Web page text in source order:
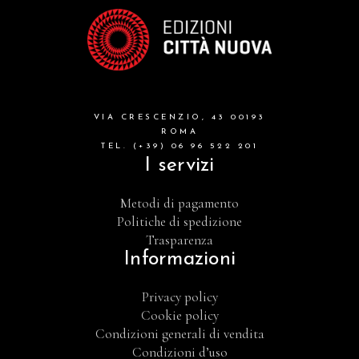
VIA CRESCENZIO, 43 00193
ROMA
TEL. (+39) 06 96 522 201
I servizi
Metodi di pagamento
Politiche di spedizione
Trasparenza
Informazioni
Privacy policy
Cookie policy
Condizioni generali di vendita
Condizioni d’uso